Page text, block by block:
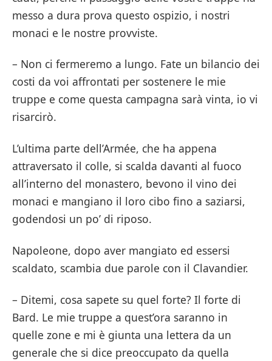
messo a dura prova questo ospizio, i nostri
monaci e le nostre provviste.
– Non ci fermeremo a lungo. Fate un bilancio dei
costi da voi affrontati per sostenere le mie
truppe e come questa campagna sarà vinta, io vi
risarcirò.
L’ultima parte dell’Armée, che ha appena
attraversato il colle, si scalda davanti al fuoco
all’interno del monastero, bevono il vino dei
monaci e mangiano il loro cibo fino a saziarsi,
godendosi un po’ di riposo.
Napoleone, dopo aver mangiato ed essersi
scaldato, scambia due parole con il Clavandier.
– Ditemi, cosa sapete su quel forte? Il forte di
Bard. Le mie truppe a quest’ora saranno in
quelle zone e mi è giunta una lettera da un
generale che si dice preoccupato da quella